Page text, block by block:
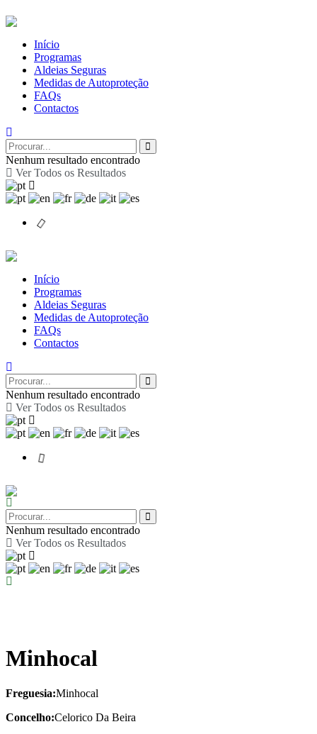
Início
Programas
Aldeias Seguras
Medidas de Autoproteção
FAQs
Contactos
Nenhum resultado encontrado
Ver Todos os Resultados
Início
Programas
Aldeias Seguras
Medidas de Autoproteção
FAQs
Contactos
Nenhum resultado encontrado
Ver Todos os Resultados
Nenhum resultado encontrado
Ver Todos os Resultados
Minhocal
Freguesia:Minhocal
Concelho:Celorico Da Beira